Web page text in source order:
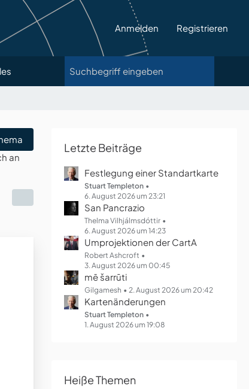
Anmelden Registrieren
an
Letzte Beiträge
Festlegung einer Standartkarte
Stuart Templeton
6. August 2026 um 23:21
San Pancrazio
Thelma Vilhjálmsdóttir
6. August 2026 um 14:23
Umprojektionen der CartA
Robert Ashcroft
3. August 2026 um 00:45
mē šarrūti
Gilgamesh 2. August 2026 um 20:42
Kartenänderungen
Stuart Templeton
1. August 2026 um 19:08
Heiße Themen